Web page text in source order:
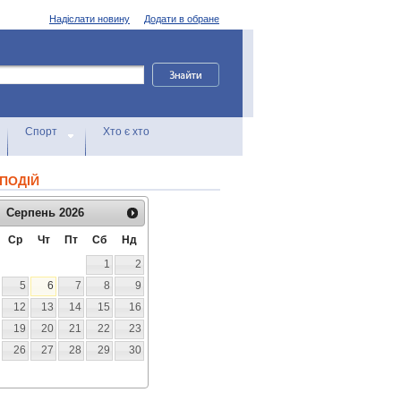
Додати в обране
Надіслати новину
Спорт Хто є хто
Серпень 2026
Ср Чт Пт Сб
Нд
1
2
5 6 7 8
9
12 13 14 15
16
19 20 21 22
23
26 27 28 29
30